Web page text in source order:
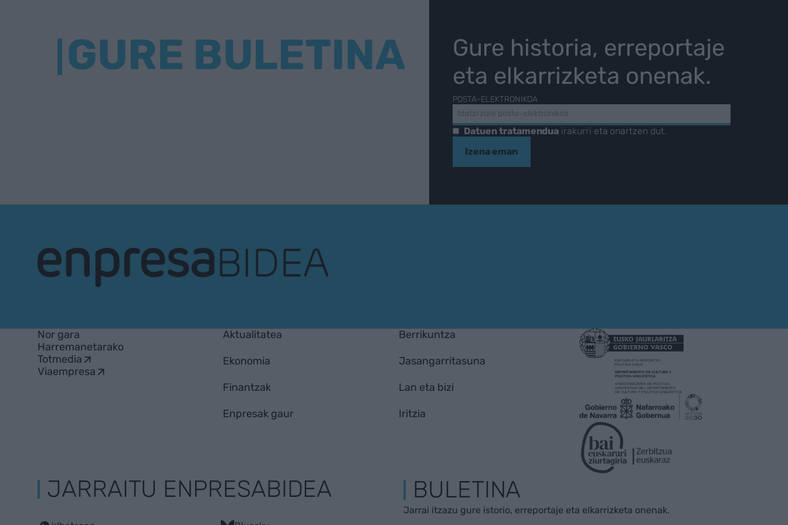
GURE BULETINA
Gure historia, erreportaje
eta elkarrizketa onenak.
POSTA-ELEKTRONIKOA
Datuen tratamendua irakurri eta onartzen dut.
Izena eman
Nor gara
Harremanetarako
Totmedia
Viaempresa
Aktualitatea
Ekonomia
Finantzak
Enpresak gaur
Berrikuntza
Jasangarritasuna
Lan eta bizi
Iritzia
JARRAITU ENPRESABIDEA BULETINA
Jarrai itzazu gure istorio, erreportaje eta elkarrizketa onenak.